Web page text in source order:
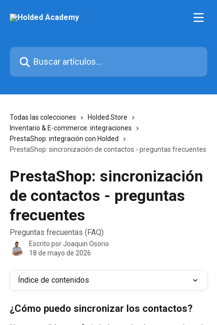
Buscar artículos...
Todas las colecciones
Holded Store
Inventario & E-commerce: integraciones
PrestaShop: integración con Holded
PrestaShop: sincronización de contactos - preguntas frecuentes
PrestaShop: sincronización
de contactos - preguntas
frecuentes
Preguntas frecuentas (FAQ)
Escrito porJoaquin Osorio
18 de mayo de 2026
Índice de contenidos
¿Cómo puedo sincronizar los contactos?